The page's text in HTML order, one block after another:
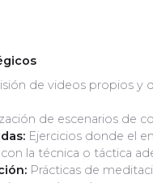
de videos propios y
de escenarios de
Ejercicios donde el
la técnica o táctica
Prácticas de